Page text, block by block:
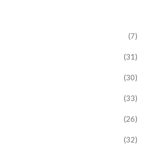
(7)
(31)
(30)
(33)
(26)
(32)